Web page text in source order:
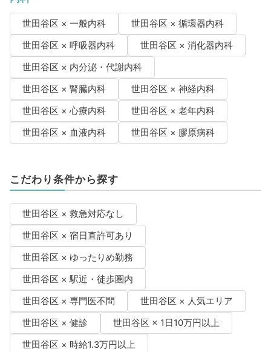
世田谷区 × 一般内科
世田谷区 × 循環器内科
世田谷区 × 呼吸器内科
世田谷区 × 消化器内科
世田谷区 × 内分泌・代謝内科
世田谷区 × 腎臓内科
世田谷区 × 神経内科
世田谷区 × 心療内科
世田谷区 × 老年内科
世田谷区 × 血液内科
世田谷区 × 膠原病科
こだわり条件から探す
世田谷区 × 救急対応なし
世田谷区 × 宿日直許可あり
世田谷区 × ゆったりめ勤務
世田谷区 × 駅近・徒歩圏内
世田谷区 × 専門医不問
世田谷区 × 人気エリア
世田谷区 × 健診
世田谷区 × 1日10万円以上
世田谷区 × 時給1.3万円以上